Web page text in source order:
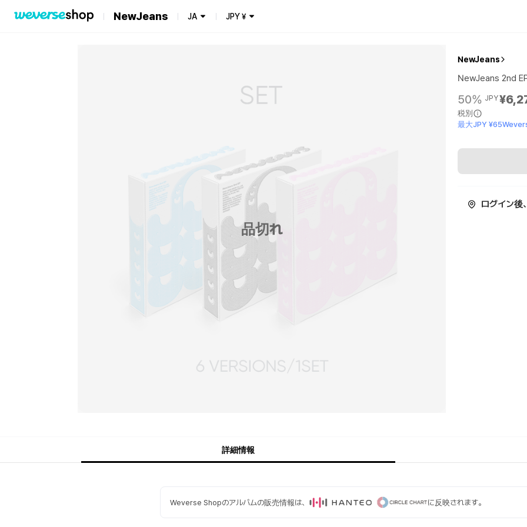
NewJeans JA JPY¥
品切れ
NewJeans
NewJeans 2nd
50% JPY
税別
最大JPY
ログイン後
詳細情報
Weverse Shopのアルバムの販売情報は、 に反映されます。